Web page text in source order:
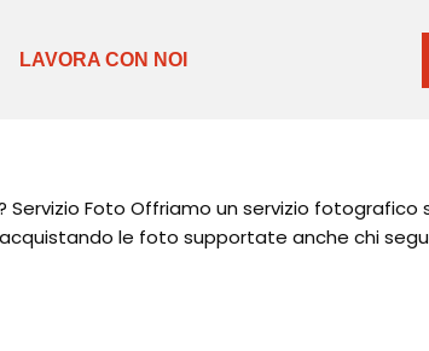
LAVORA CON NOI
Foto Offriamo un servizio
le foto supportate anche chi